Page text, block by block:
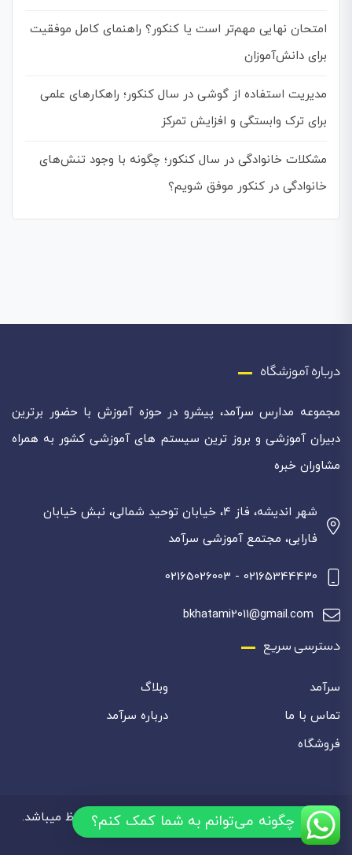
امتحان نهایی مهم‌تر است یا کنکور؟ راهنمای کامل موفقیت
برای دانش‌آموزان
مدیریت استفاده از گوشی در سال کنکور؛ راهکارهای علمی
برای ترک وابستگی و افزایش تمرکز
مشکلات خانوادگی در سال کنکور؛ چگونه با وجود تنش‌های
خانوادگی در کنکور موفق شویم؟
درباره آموزشگاه
مجموعه مدارس سرآمد، پیشرو در حوزه آموزش با حضور برترین
دبیران آموزشی و بروز ترین سیستم های آموزشی کشور به همراه
مشاوران خبره
شهر اندیشه، فاز ۴، خیابان توحید شمالی، نبش خیابان
فارابی، مجتمع آموزشی سرآمد
02165344430 - 02165026003
bkhatami2011@gmail.com
دسترسی سریع
سرآمد
وبلاگ
تماس با ما
درباره سرآمد
فروشگاه
تمامی حقوق این سایت برای آموزشگاه سرآمد محفوظ میباشد.
چگونه می‌توانم به شما کمک کنم؟